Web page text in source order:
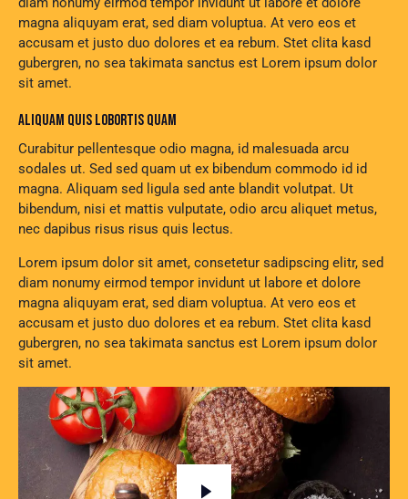
magna aliquyam erat, sed diam voluptua. At vero eos et
accusam et justo duo dolores et ea rebum. Stet clita kasd
gubergren, no sea takimata sanctus est Lorem ipsum dolor
sit amet.
ALIQUAM QUIS LOBORTIS QUAM
Curabitur pellentesque odio magna, id malesuada arcu
sodales ut. Sed sed quam ut ex bibendum commodo id id
magna. Aliquam sed ligula sed ante blandit volutpat. Ut
bibendum, nisi et mattis vulputate, odio arcu aliquet metus,
nec dapibus risus risus quis lectus.
Lorem ipsum dolor sit amet, consetetur sadipscing elitr, sed
diam nonumy eirmod tempor invidunt ut labore et dolore
magna aliquyam erat, sed diam voluptua. At vero eos et
accusam et justo duo dolores et ea rebum. Stet clita kasd
gubergren, no sea takimata sanctus est Lorem ipsum dolor
sit amet.